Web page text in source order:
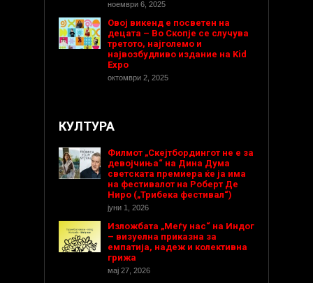
ноември 6, 2025
Овој викенд е посветен на
децата – Во Скопје се случува
третото, најголемо и
највозбудливо издание на Kid
Expo
октомври 2, 2025
КУЛТУРА
Филмот „Скејтбордингот не е за
девојчиња“ на Дина Дума
светската премиера ќе ја има
на фестивалот на Роберт Де
Ниро („Трибека фестивал“)
јуни 1, 2026
Изложбата „Меѓу нас“ на Индог
– визуелна приказна за
емпатија, надеж и колективна
грижа
мај 27, 2026